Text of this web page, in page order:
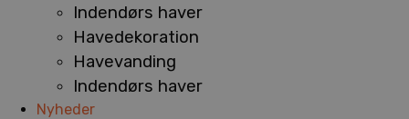
Indendørs haver
Havedekoration
Havevanding
Indendørs haver
Nyheder